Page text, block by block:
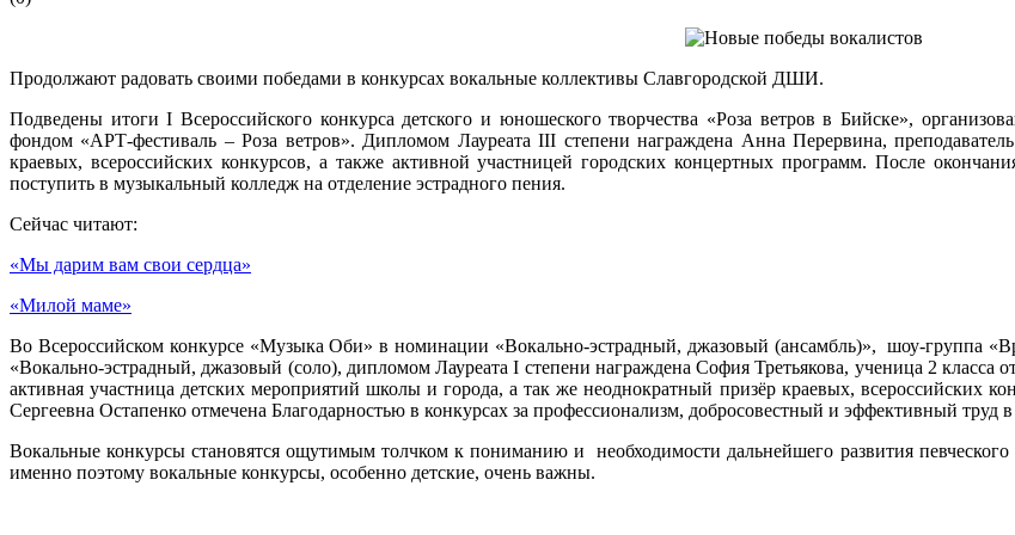
Продолжают радовать своими победами в конкурсах вокальные коллективы Славгородской ДШИ.
Подведены итоги I Всероссийского конкурса детского и юношеского творчества «Роза ветров в Бийске»,
фондом «АРТ-фестиваль – Роза ветров». Дипломом Лауреата III степени награждена Анна Перервина,
краевых, всероссийских конкурсов, а также активной участницей городских концертных программ. После
поступить в музыкальный колледж на отделение эстрадного пения.
Сейчас читают:
«Мы дарим вам свои сердца»
«Милой маме»
Во Всероссийском конкурсе «Музыка Оби» в номинации «Вокально-эстрадный, джазовый (ансамбль)», шоу-группа
«Вокально-эстрадный, джазовый (соло), дипломом Лауреата I степени награждена София Третьякова, ученица 2
активная участница детских мероприятий школы и города, а так же неоднократный призёр краевых, всероссийских
Сергеевна Остапенко отмечена Благодарностью в конкурсах за профессионализм, добросовестный и эффективный
Вокальные конкурсы становятся ощутимым толчком к пониманию и необходимости дальнейшего развития певческого
именно поэтому вокальные конкурсы, особенно детские, очень важны.